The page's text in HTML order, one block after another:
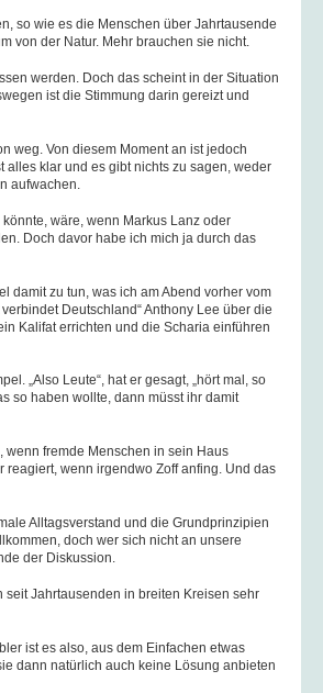
so wie es die Menschen über Jahrtausende
von der Natur. Mehr brauchen sie nicht.
werden. Doch das scheint in der Situation
ist die Stimmung darin gereizt und
weg. Von diesem Moment an ist jedoch
klar und es gibt nichts zu sagen, weder
aufwachen.
wäre, wenn Markus Lanz oder
Doch davor habe ich mich ja durch das
damit zu tun, was ich am Abend vorher vom
Deutschland“ Anthony Lee über die
Kalifat errichten und die Scharia einführen
„Also Leute“, hat er gesagt, „hört mal, so
so haben wollte, dann müsst ihr damit
fremde Menschen in sein Haus
reagiert, wenn irgendwo Zoff anfing. Und das
Alltagsverstand und die Grundprinzipien
doch wer sich nicht an unsere
der Diskussion.
Jahrtausenden in breiten Kreisen sehr
ist es also, aus dem Einfachen etwas
dann natürlich auch keine Lösung anbieten